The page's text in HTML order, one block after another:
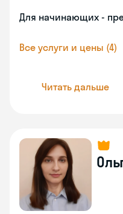
Для начинающих -
Все услуги и цены (4)
Читать дальше